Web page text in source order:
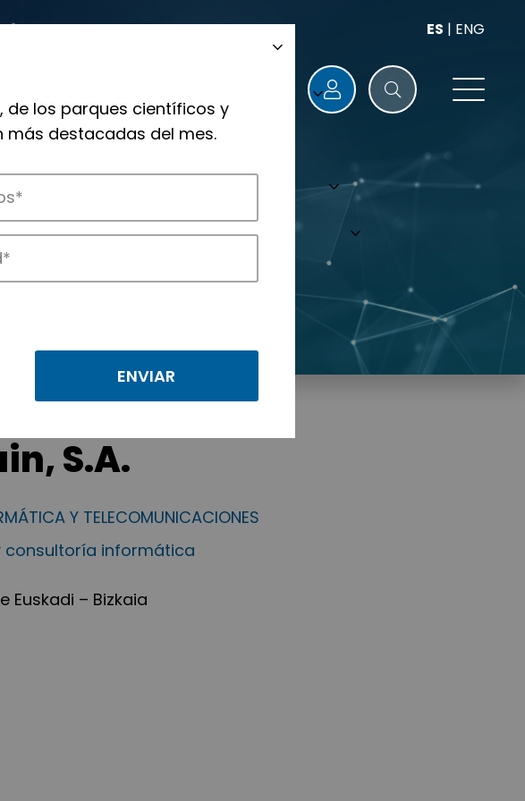
ES | ENG
de APTE.
S.A.
Y TELECOMUNICACIONES
consultoría informática
Euskadi – Bizkaia
de los parques científicos y
destacadas del mes.